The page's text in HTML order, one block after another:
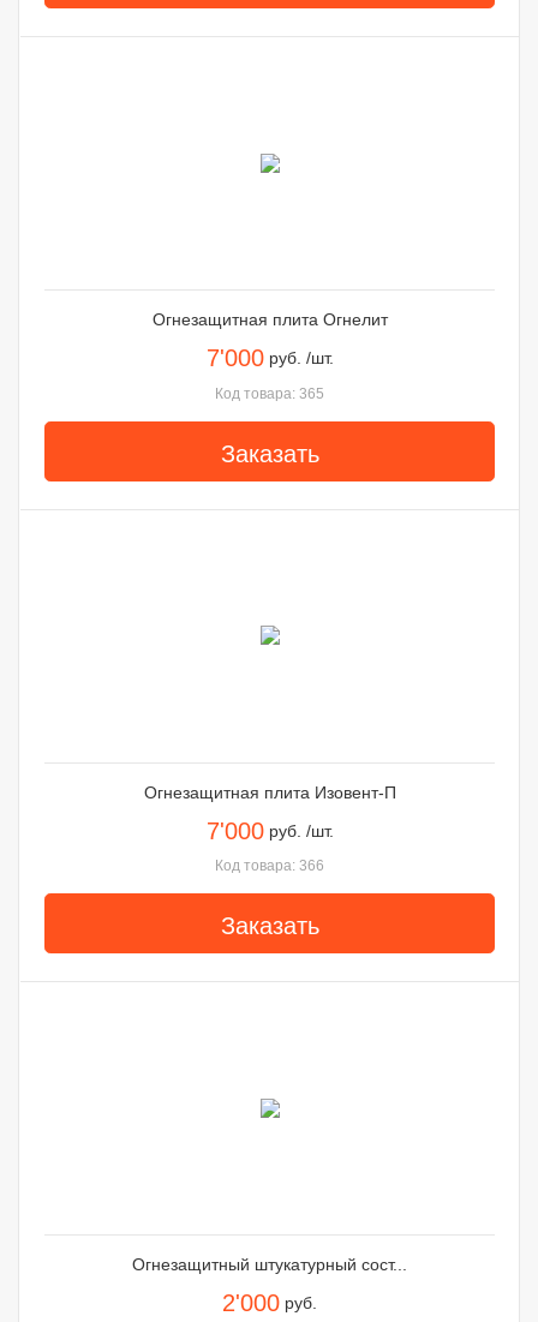
Огнезащитная плита Огнелит
7'000 руб. /шт.
Код товара: 365
Заказать
Огнезащитная плита Изовент-П
7'000 руб. /шт.
Код товара: 366
Заказать
Огнезащитный штукатурный сост...
2'000 руб.